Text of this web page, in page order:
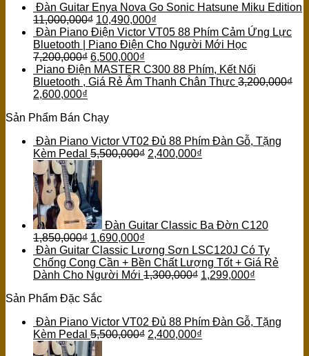
Đàn Guitar Enya Nova Go Sonic Hatsune Miku Edition
11,000,000₫ 10,490,000₫
Đàn Piano Điện Victor VT05 88 Phím Cảm Ứng Lực
Bluetooth | Piano Điện Cho Người Mới Học
7,200,000₫ 6,500,000₫
Piano Điện MASTER C300 88 Phím, Kết Nối
Bluetooth , Giá Rẻ Âm Thanh Chân Thực 3,200,000₫
2,600,000₫
Sản Phẩm Bán Chạy
Đàn Piano Victor VT02 Đủ 88 Phím Đàn Gỗ, Tặng
Kèm Pedal 5,500,000₫ 2,400,000₫
Đàn Guitar Classic Ba Đờn C120
1,850,000₫ 1,690,000₫
Đàn Guitar Classic Lương Sơn LSC120J Có Ty
Chống Cong Cần + Bền Chất Lượng Tốt + Giá Rẻ
Dành Cho Người Mới 1,300,000₫ 1,299,000₫
Sản Phẩm Đặc Sắc
Đàn Piano Victor VT02 Đủ 88 Phím Đàn Gỗ, Tặng
Kèm Pedal 5,500,000₫ 2,400,000₫